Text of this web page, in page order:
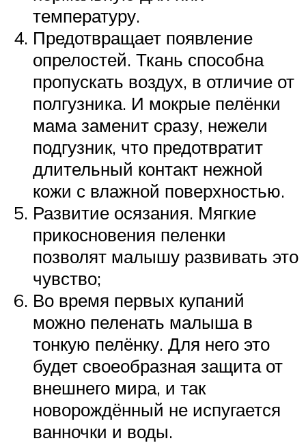
температуру.
Предотвращает появление
опрелостей. Ткань способна
пропускать воздух, в отличие от
полгузника. И мокрые пелёнки
мама заменит сразу, нежели
подгузник, что предотвратит
длительный контакт нежной
кожи с влажной поверхностью.
Развитие осязания. Мягкие
прикосновения пеленки
позволят малышу развивать это
чувство;
Во время первых купаний
можно пеленать малыша в
тонкую пелёнку. Для него это
будет своеобразная защита от
внешнего мира, и так
новорождённый не испугается
ванночки и воды.